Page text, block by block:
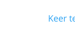
Keer